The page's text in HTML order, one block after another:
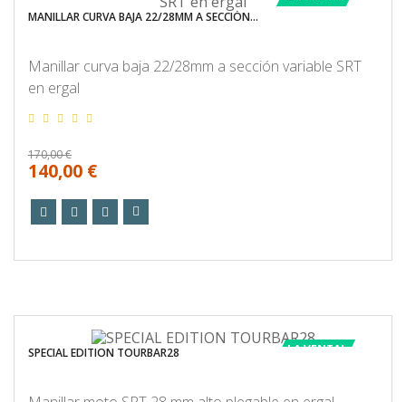
MANILLAR CURVA BAJA 22/28MM A SECCIÓN...
Manillar curva baja 22/28mm a sección variable SRT
en ergal
170,00 €
140,00 €
LA VENTA!
SPECIAL EDITION TOURBAR28